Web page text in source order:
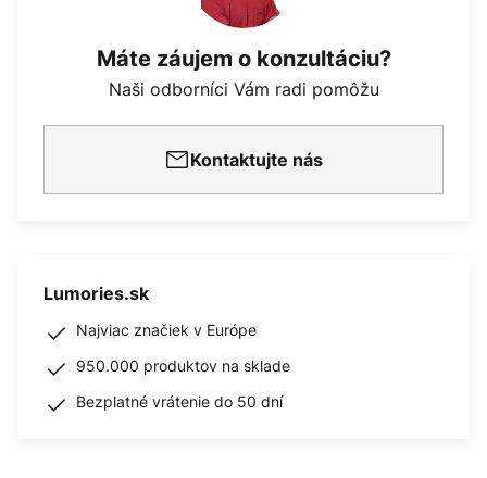
Máte záujem o konzultáciu?
Naši odborníci Vám radi pomôžu
Kontaktujte nás
Lumories.sk
Najviac značiek v Európe
950.000 produktov na sklade
Bezplatné vrátenie do 50 dní